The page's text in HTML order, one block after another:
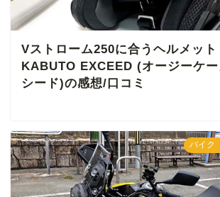
Vストローム250に合うヘルメッ
KABUTO EXCEED (オージーケ
シード)の感想/口コミ
バイク